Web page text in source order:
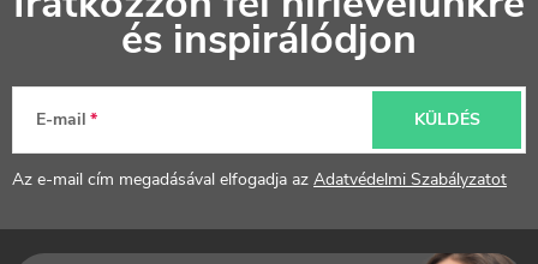
á
é
és inspirálódjon
E-mail
Az e-mail cím megadásával elfogadja az Adatvédelmi Szabályzatot
KÜLDÉS